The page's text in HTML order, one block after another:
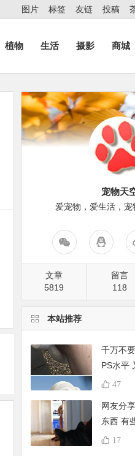
图片 标签 友链 投稿
植物 生活 摄影 商城
宠物天
爱宠物，爱生活，
文章
5819
留言
118
本站推荐
千万不
PS水平
（60张）
47
网友分
东西 有
张）
17